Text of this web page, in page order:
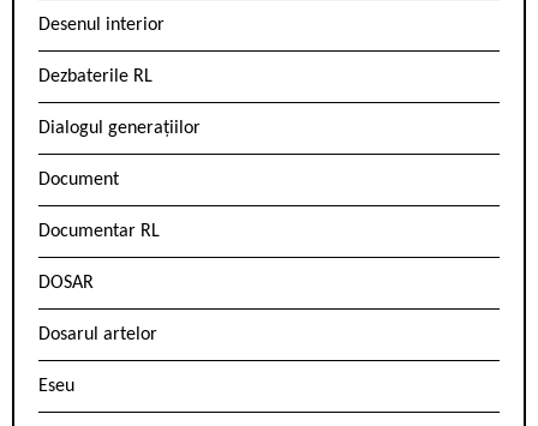
Desenul interior
Dezbaterile RL
Dialogul generațiilor
Document
Documentar RL
DOSAR
Dosarul artelor
Eseu